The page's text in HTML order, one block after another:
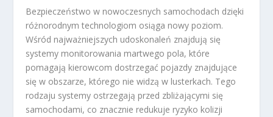
Bezpieczeństwo w nowoczesnych samochodach dzięki
różnorodnym technologiom osiąga nowy poziom.
Wśród najważniejszych udoskonaleń znajdują się
systemy monitorowania martwego pola, które
pomagają kierowcom dostrzegać pojazdy znajdujące
się w obszarze, którego nie widzą w lusterkach. Tego
rodzaju systemy ostrzegają przed zbliżającymi się
samochodami, co znacznie redukuje ryzyko kolizji